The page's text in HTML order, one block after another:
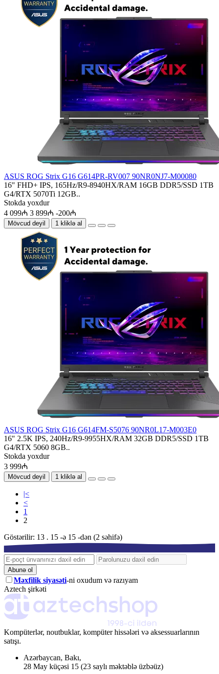
ASUS ROG Strix G16 G614PR-RV007 90NR0NJ7-M00080
16" FHD+ IPS, 165Hz/R9-8940HX/RAM 16GB DDR5/SSD 1TB
G4/RTX 5070Ti 12GB..
Stokda yoxdur
4 099₼ 3 899₼ -200₼
Mövcud deyil 1 kliklə al
ASUS ROG Strix G16 G614FM-S5076 90NR0L17-M003E0
16" 2.5K IPS, 240Hz/R9-9955HX/RAM 32GB DDR5/SSD 1TB
G4/RTX 5060 8GB..
Stokda yoxdur
3 999₼
Mövcud deyil 1 kliklə al
|<
<
1
2
Göstərilir: 13 . 15 -ə 15 -dən (2 səhifə)
Abunə ol
Məxfilik siyasəti-ni oxudum və razıyam
Aztech şirkəti
Kompüterlər, noutbuklar, kompüter hissələri və aksessuarlarının
satışı.
Azərbaycan, Bakı,
28 May küçəsi 15 (23 saylı məktəblə üzbəüz)